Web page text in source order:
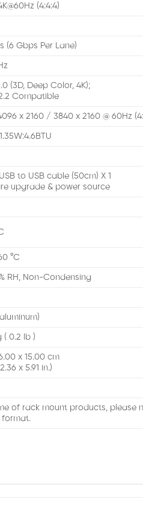
(4:4:4)
(6 Gbps Per Lane)
(3D, Deep Color, 4K);
Compatible
x 2160 / 3840 x 2160 @ 60Hz
to USB cable (50cm) X 1
upgrade & power source
°C
RH, Non-Condensing
( 0.2 lb )
x 15.00 cm
x 5.91 in.)
of rack mount products, please
format.